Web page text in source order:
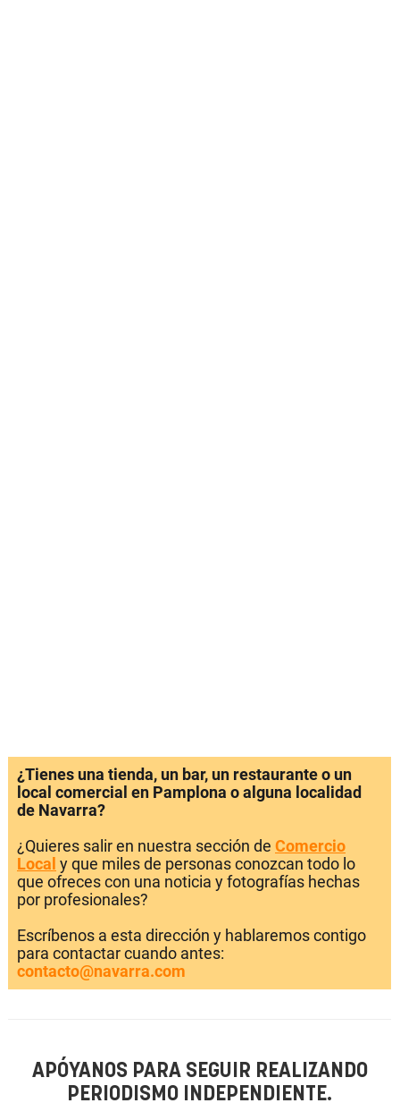
¿Tienes una tienda, un bar, un restaurante o un
local comercial en Pamplona o alguna localidad
de Navarra?
¿Quieres salir en nuestra sección de Comercio
Local y que miles de personas conozcan todo lo
que ofreces con una noticia y fotografías hechas
por profesionales?
Escríbenos a esta dirección y hablaremos contigo
para contactar cuando antes:
contacto@navarra.com
APÓYANOS PARA SEGUIR REALIZANDO
PERIODISMO INDEPENDIENTE.